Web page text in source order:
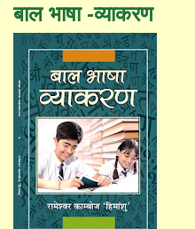
बाल भाषा -व्याकरण